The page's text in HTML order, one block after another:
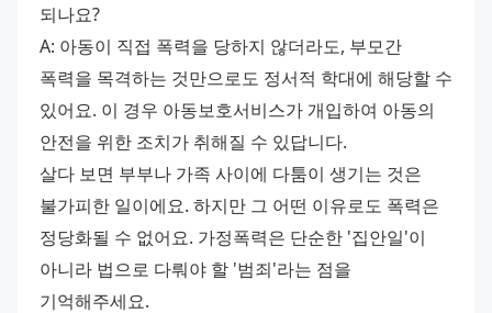
되나요?
A: 아동이 직접 폭력을 당하지 않더라도, 부모간
폭력을 목격하는 것만으로도 정서적 학대에 해당할 수
있어요. 이 경우 아동보호서비스가 개입하여 아동의
안전을 위한 조치가 취해질 수 있답니다.
살다 보면 부부나 가족 사이에 다툼이 생기는 것은
불가피한 일이에요. 하지만 그 어떤 이유로도 폭력은
정당화될 수 없어요. 가정폭력은 단순한 '집안일'이
아니라 법으로 다뤄야 할 '범죄'라는 점을
기억해주세요.